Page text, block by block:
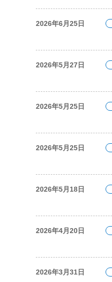
2026年6月25日
2026年5月27日
2026年5月25日
2026年5月25日
2026年5月18日
2026年4月20日
2026年3月31日